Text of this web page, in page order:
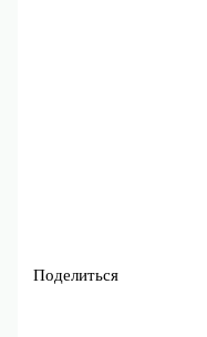
Поделиться